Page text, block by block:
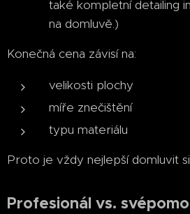
také kompletní detailing
na domluvě.)
Konečná cena závisí na:
velikosti plochy
míře znečištění
typu materiálu
Proto je vždy nejlepší domluvit
Profesionál vs.